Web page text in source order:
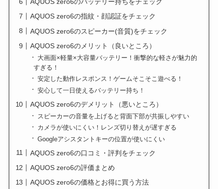
AQUOS zero6のバッテリー持ちをチェック
AQUOS zero6の指紋・顔認証をチェック
AQUOS zero6のスピーカー(音質)をチェック
AQUOS zero6のメリット（良いところ）
大画面×軽量×大容量バッテリー！衝撃的な軽さが魅力的
すぎる！
安定した動作レスポンス！ゲームそこそこ遊べる！
安心して一日使えるバッテリー持ち！
AQUOS zero6のデメリット（悪いところ）
スピーカーの音量を上げると背面下部が共振しやすい
カメラが使いにくい！レンズ切り替えが遅すぎる
Googleアシスタントキーの位置が使いにくい
AQUOS zero6の口コミ・評判をチェック
AQUOS zero6の評価まとめ
AQUOS zero6の価格とお得に買う方法